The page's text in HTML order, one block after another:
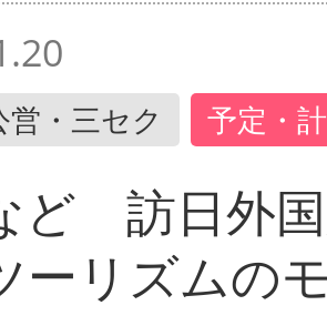
営・三セク 予定・
ど 訪日外
ーリズムの